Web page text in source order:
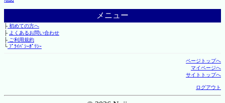
メニュー
├初めての方へ
├ よくあるお問い合わせ
├ご利用規約
└ﾌﾟﾗｲﾊﾞｼｰﾎﾟﾘｼｰ
ページトップへ
マイページへ
サイトトップへ
ログアウト